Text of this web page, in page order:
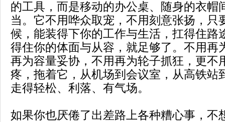
的工具，而是移动的办公桌、随身的衣帽
当。它不用哗众取宠，不用刻意张扬，只
候，能装得下你的工作与生活，扛得住路
得住你的体面与从容，就足够了。不用再
再为容量妥协，不用再为轮子抓狂，更不
疼，拖着它，从机场到会议室，从高铁站
走得轻松、利落、有气场。
如果你也厌倦了出差路上各种糟心事，不